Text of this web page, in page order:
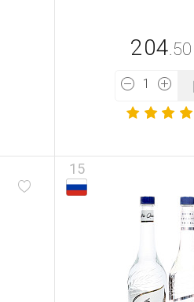
204 .50
15